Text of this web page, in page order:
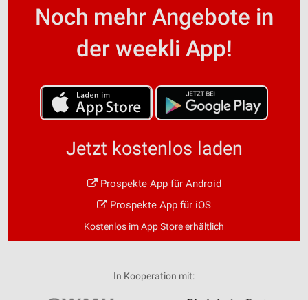
Noch mehr Angebote in
der weekli App!
Jetzt kostenlos laden
Prospekte App für Android
Prospekte App für iOS
Kostenlos im App Store erhältlich
In Kooperation mit: